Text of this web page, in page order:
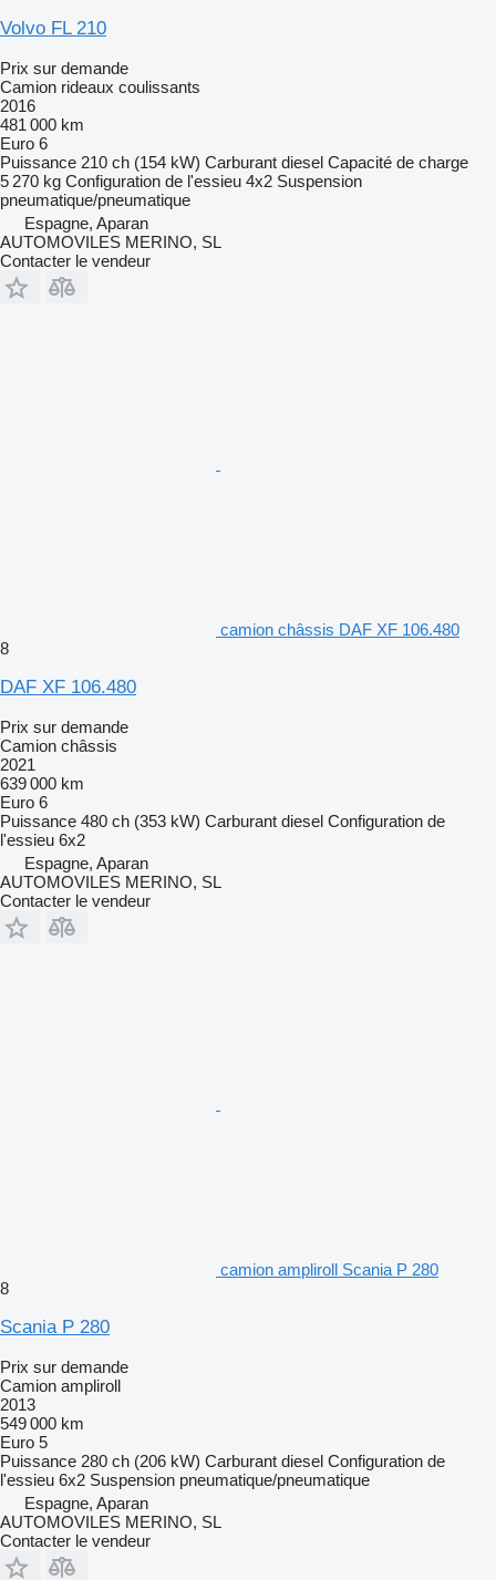
Volvo FL 210
Prix sur demande
Camion rideaux coulissants
2016
481 000 km
Euro 6
Puissance 210 ch (154 kW) Carburant diesel Capacité de charge
5 270 kg Configuration de l'essieu 4x2 Suspension
pneumatique/pneumatique
Espagne, Aparan
AUTOMOVILES MERINO, SL
Contacter le vendeur
camion châssis DAF XF 106.480
8
DAF XF 106.480
Prix sur demande
Camion châssis
2021
639 000 km
Euro 6
Puissance 480 ch (353 kW) Carburant diesel Configuration de
l'essieu 6x2
Espagne, Aparan
AUTOMOVILES MERINO, SL
Contacter le vendeur
camion ampliroll Scania P 280
8
Scania P 280
Prix sur demande
Camion ampliroll
2013
549 000 km
Euro 5
Puissance 280 ch (206 kW) Carburant diesel Configuration de
l'essieu 6x2 Suspension pneumatique/pneumatique
Espagne, Aparan
AUTOMOVILES MERINO, SL
Contacter le vendeur